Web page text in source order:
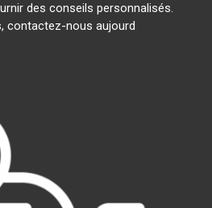
des conseils personnalisés.
contactez-nous aujourd